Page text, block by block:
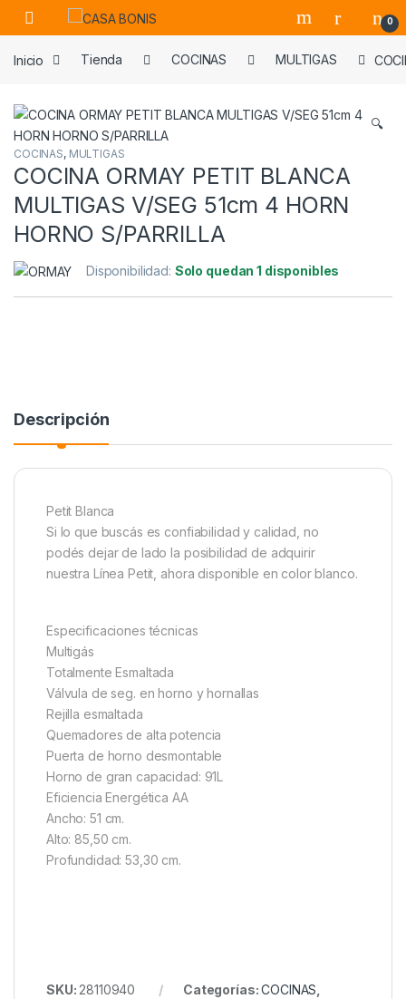
Skip to navigation
Skip to content
0
Inicio Tienda COCINAS MULTIGAS
🔍
COCINAS, MULTIGAS
COCINA ORMAY PETIT BLANCA
MULTIGAS V/SEG 51cm 4 HORN
HORNO S/PARRILLA
Disponibilidad: Solo quedan 1 disponibles
Descripción
Petit Blanca
Si lo que buscás es confiabilidad y calidad, no
podés dejar de lado la posibilidad de adquirir
nuestra Línea Petit, ahora disponible en color blanco.
Especificaciones técnicas
Multigás
Totalmente Esmaltada
Válvula de seg. en horno y hornallas
Rejilla esmaltada
Quemadores de alta potencia
Puerta de horno desmontable
Horno de gran capacidad: 91L
Eficiencia Energética AA
Ancho: 51 cm.
Alto: 85,50 cm.
Profundidad: 53,30 cm.
SKU: 28110940 Categorías:COCINAS